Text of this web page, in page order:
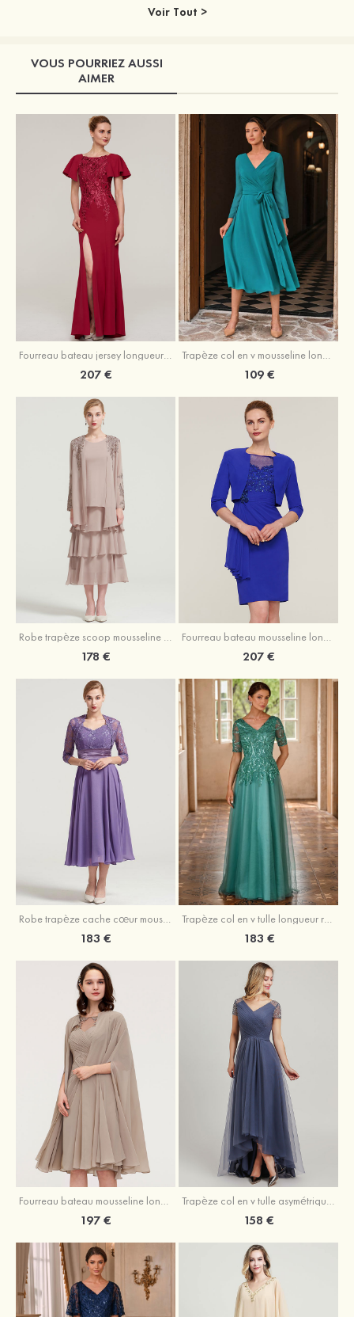
Voir Tout >
VOUS POURRIEZ AUSSI
AIMER
207 € 109 €
Robe trapèze scoop mousseline longueur mollet robe de mère de la mariée avec appliqué volants veste
178 €
Fourreau bateau mousseline longueur genou robe de mère de la mariée avec appliqué perle plissé veste
207 €
Robe trapèze cache cœur mousseline longueur mollet robe de mère de la mariée avec plissé veste
183 €
Trapèze col en v tulle longueur ras du sol robe de mère de la mariée avec perles paillettes
183 €
Fourreau bateau mousseline longueur genou robe de mère de la mariée avec appliqué plissé veste
197 €
Trapèze col en v tulle asymétrique robe de mère de la mariée
158 €